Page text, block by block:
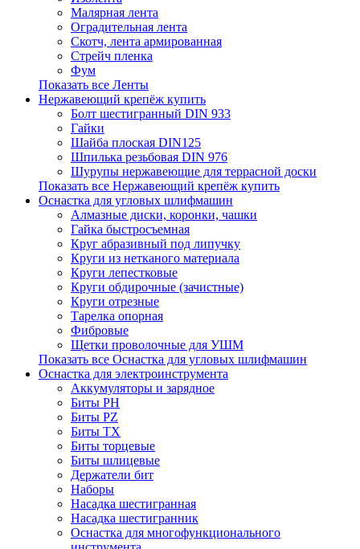
Малярная лента
Оградительная лента
Скотч, лента армированная
Стрейч пленка
Фум
Показать все Ленты
Нержавеющий крепёж купить
Болт шестигранный DIN 933
Гайки
Шайба плоская DIN125
Шпилька резьбовая DIN 976
Шурупы нержавеющие для террасной доски
Показать все Нержавеющий крепёж купить
Оснастка для угловых шлифмашин
Алмазные диски, коронки, чашки
Гайка быстросъемная
Круг абразивный под липучку
Круги из нетканого материала
Круги лепестковые
Круги обдирочные (зачистные)
Круги отрезные
Тарелка опорная
Фибровые
Щетки проволочные для УШМ
Показать все Оснастка для угловых шлифмашин
Оснастка для электроинструмента
Аккумуляторы и зарядное
Биты PH
Биты PZ
Биты TX
Биты торцевые
Биты шлицевые
Держатели бит
Наборы
Насадка шестигранная
Насадка шестигранник
Оснастка для многофункционального